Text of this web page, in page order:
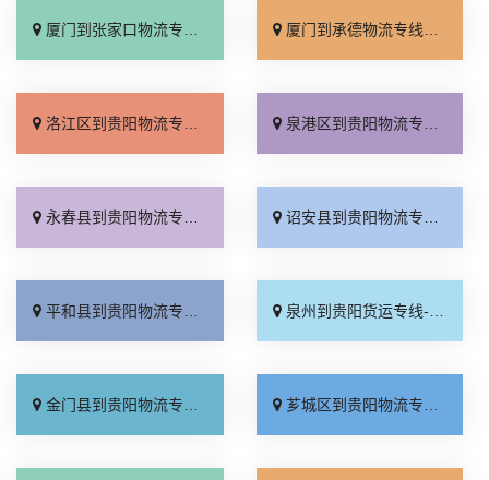
厦门到张家口物流专线_专线快运「运价查询」 厦门到承德物流专线_专线快运「零担配货」
洛江区到贵阳物流专线_整车配货「定点发车」 泉港区到贵阳物流专线_市县闪送「托运放心」
永春县到贵阳物流专线_运价行情「急你所需」 诏安县到贵阳物流专线_一站式托运「专线查询」
平和县到贵阳物流专线_来电咨询「准时到货」 泉州到贵阳货运专线-泉州到贵阳物流公司_运价实惠「几天到达」
金门县到贵阳物流专线_来电咨询「不随意加价」 芗城区到贵阳物流专线_来电咨询「合理收费」